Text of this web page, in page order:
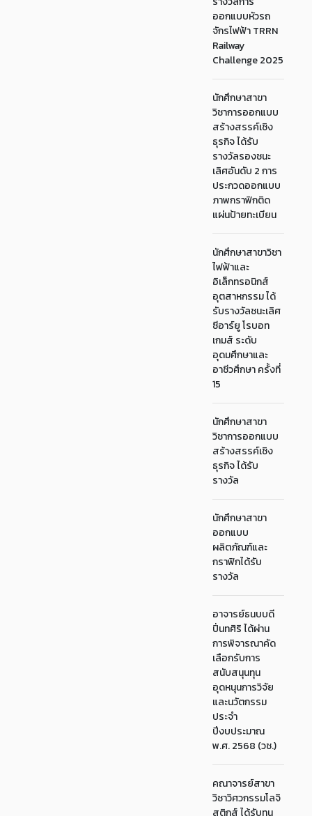
ออกแบบหัวรถ
จักรไฟฟ้า TRRN
Railway
Challenge 2025
นักศึกษาสาขา
วิชาการออกแบบ
สร้างสรรค์เชิง
ธุรกิจ ได้รับ
รางวัลรองชนะ
เลิศอันดับ 2 การ
ประกวดออกแบบ
ภาพกราฟิกติด
แผ่นป้ายทะเบียน
นักศึกษาสาขาวิชา
ไฟฟ้าและ
อิเล็กทรอนิกส์
อุตสาหกรรม ได้
รับรางวัลชนะเลิศ
ซีอาร์ยู โรบอท
เกมส์ ระดับ
อุดมศึกษาและ
อาชีวศึกษา ครั้งที่
15
นักศึกษาสาขา
วิชาการออกแบบ
สร้างสรรค์เชิง
ธุรกิจ ได้รับ
รางวัล
นักศึกษาสาขา
ออกแบบ
ผลิตภัณฑ์และ
กราฟิกได้รับ
รางวัล
อาจารย์ธนบบดี
ปิ่นทศิริ ได้ผ่าน
การพิจารณาคัด
เลือกรับการ
สนับสนุนทุน
อุดหนุนการวิจัย
และนวัตกรรม
ประจำ
ปีงบประมาณ
พ.ศ. 2568 (วช.)
คณาจารย์สาขา
วิชาวิศวกรรมโลจิ
สติกส์ ได้รับทุน